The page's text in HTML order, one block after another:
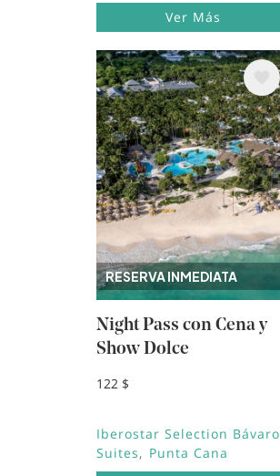
Ver Más
RESERVA INMEDIATA
Image
Night Pass con Cena y
Show Dolce
122 $
Iberostar Selection Bávaro
Suites
Punta Cana